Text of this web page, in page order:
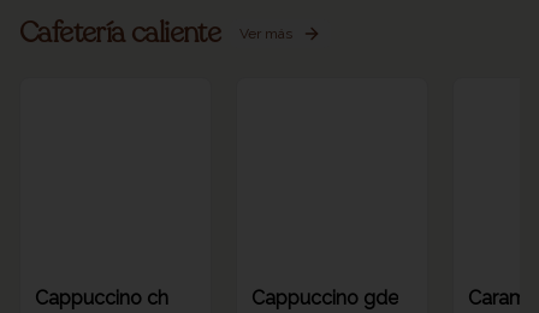
Cafetería caliente Ver más
Cappuccino ch Cappuccino gde